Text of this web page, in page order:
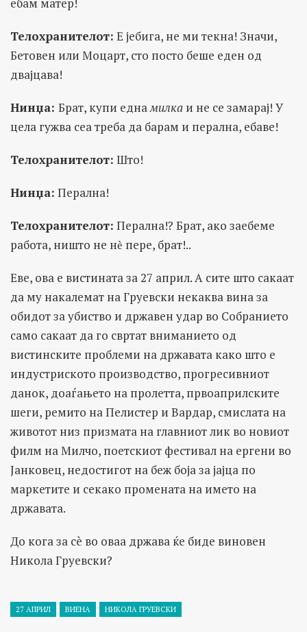
Телохранителот: Е јебига, не ми текна! Значи,
Бетовен или Моцарт, сто посто беше еден од
двајцава!
Нинџа: Брат, купи еднамилка и не се замарај! У
цела гужва сеа треба да барам и перална, ебаве!
Телохранителот: Што!
Нинџа: Перална!
Телохранителот: Перална!? Брат, ако заебеме
работа, ништо не нѐ пере, брат!..
Еве, ова е вистината за 27 април. А сите што сакаат
да му накалемат на Груевски некаква вина за
обидот за убиство и државен удар во Собранието
само сакаат да го свртат вниманието од
вистинските проблеми на државата како што е
индустриското производство, прогресивниот
данок, доаѓањето на пролетта, првоаприлските
шеги, ремито на Пелистер и Вардар, смислата на
животот низ призмата на главниот лик во новиот
филм на Милчо, поетскиот фестивал на ергени во
Јанковец, недостигот на беж боја за јајца по
маркетите и секако промената на името на
државата.
До кога за сè во оваа држава ќе биде виновен
Никола Груевски?
27 АПРИЛ ВИЕНА НИКОЛА ГРУЕВСКИ